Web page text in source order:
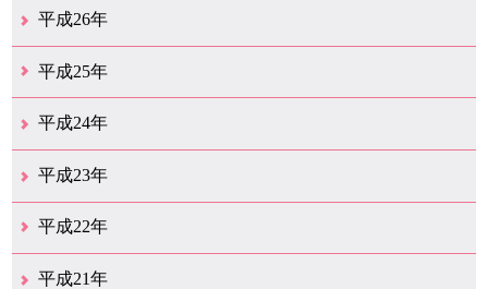
12月（23）
11月（12）
10月（11）
9月（15）
8月（4）
7月（11）
6月（20）
5月（14）
4月（26）
3月（29）
2月（17）
1月（9）
平成26年
12月（11）
11月（11）
10月（9）
9月（11）
8月（12）
7月（9）
6月（12）
5月（5）
4月（13）
3月（12）
2月（8）
1月（9）
平成25年
12月（12）
11月（6）
10月（7）
9月（10）
8月（6）
7月（9）
6月（7）
5月（8）
4月（7）
3月（12）
2月（17）
1月（7）
平成24年
12月（8）
11月（5）
10月（7）
9月（10）
8月（5）
7月（7）
6月（9）
5月（7）
4月（6）
3月（12）
2月（2）
1月（4）
平成23年
12月（6）
11月（6）
10月（14）
9月（5）
8月（8）
7月（7）
6月（9）
5月（10）
4月（12）
3月（3）
2月（2）
平成22年
12月（1）
11月（5）
10月（7）
9月（15）
8月（12）
7月（11）
6月（12）
5月（6）
4月（4）
3月（17）
2月（7）
1月（6）
平成21年